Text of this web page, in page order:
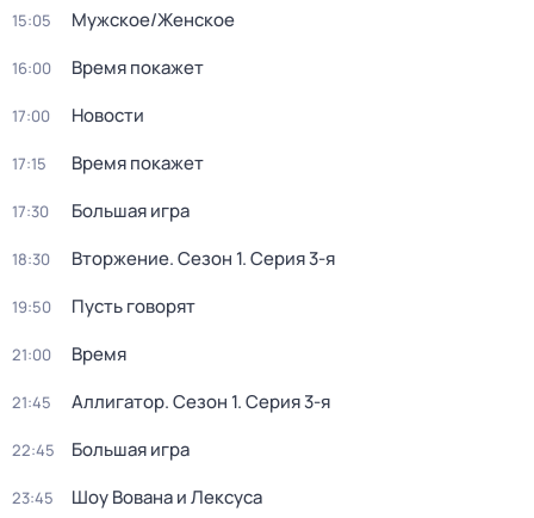
15:05 Мужское/Женское
16:00 Время покажет
17:00 Новости
17:15 Время покажет
17:30 Большая игра
18:30 Вторжение. Сезон 1. Серия 3-я
19:50 Пусть говорят
21:00 Время
21:45 Аллигатор. Сезон 1. Серия 3-я
22:45 Большая игра
23:45 Шоу Вована и Лексуса